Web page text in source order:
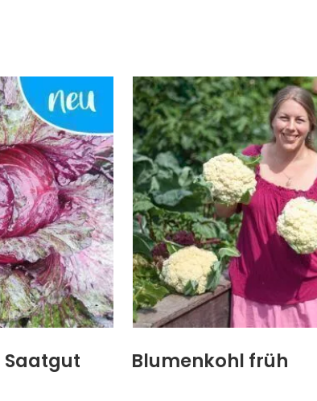
Saatgut Blumenkohl früh